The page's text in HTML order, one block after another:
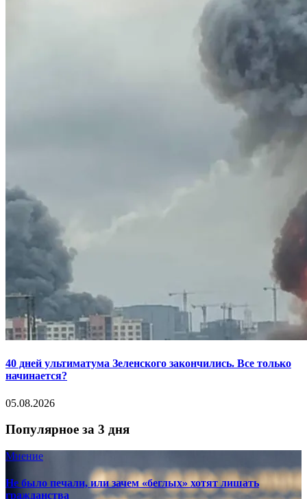
40 дней ультиматума Зеленского закончились. Все только
начинается?
05.08.2026
Популярное за 3 дня
Мнение
Не было печали, или зачем «беглых» хотят лишать
гражданства